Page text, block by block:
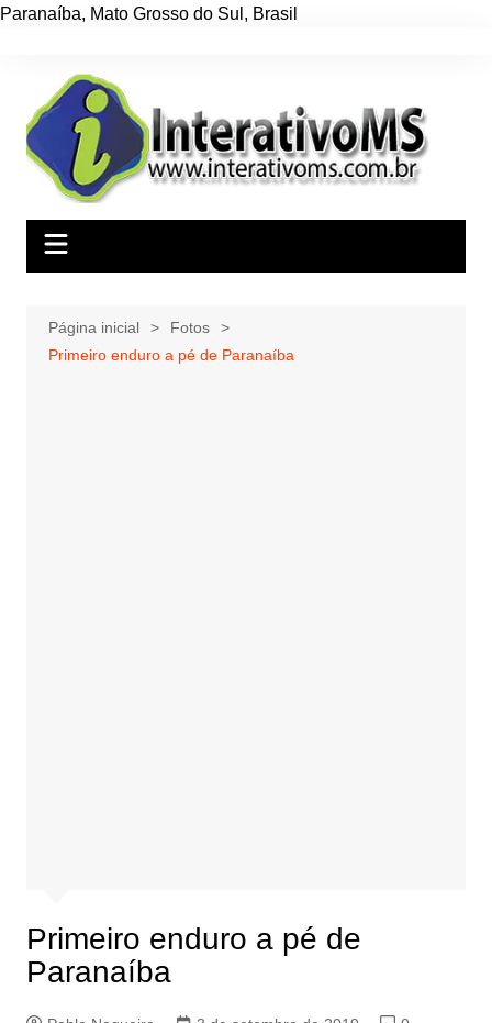
Paranaíba, Mato Grosso do Sul , Brasil
conteúdo
Página inicial
Fotos
Primeiro enduro a pé de Paranaíba
Primeiro enduro a pé de
Paranaíba